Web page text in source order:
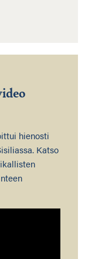
hienosti
Katso